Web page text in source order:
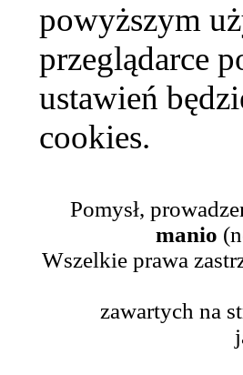
powyższym
przeglądarce
ustawień
cookies.
Pomysł,
manio
Wszelkie prawa
zawartych na